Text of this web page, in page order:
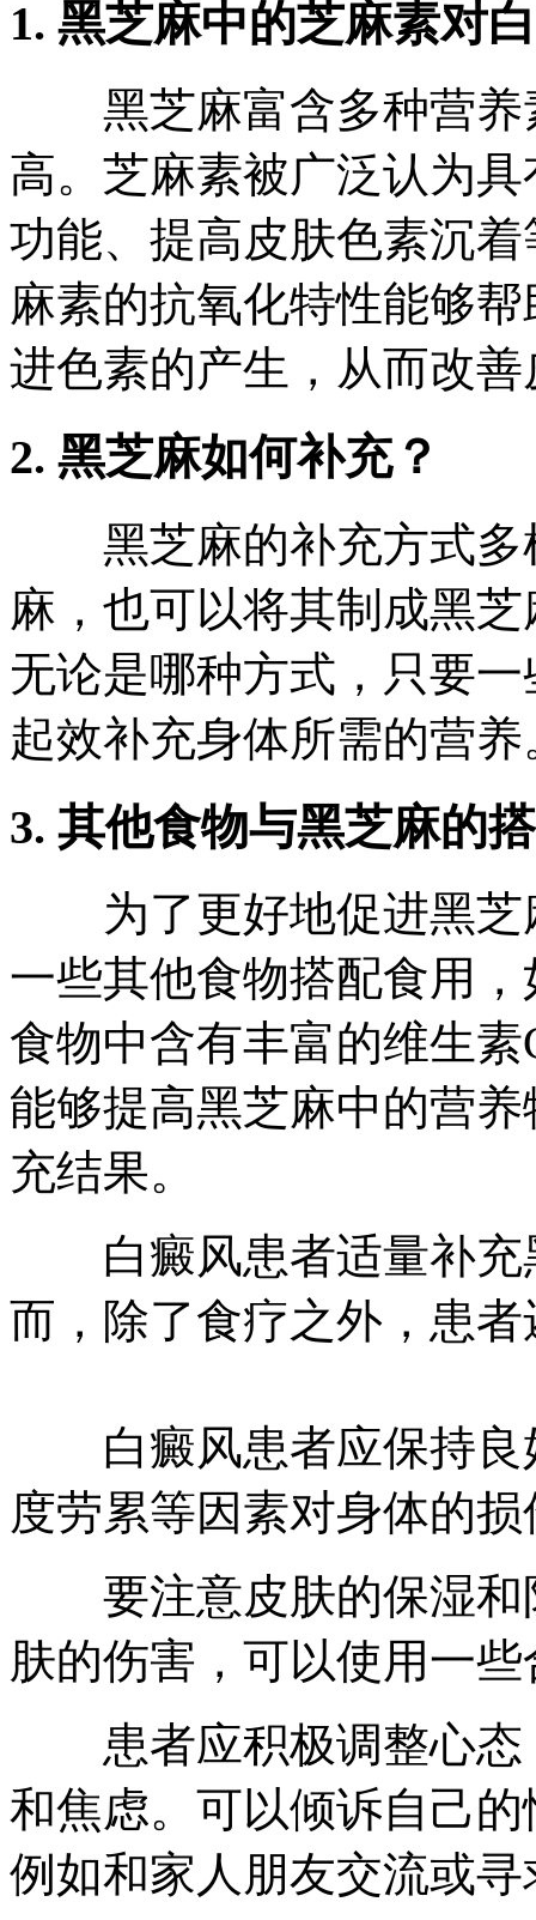
1. 黑芝麻中的芝麻素对
黑芝麻富含多种营养
高。芝麻素被广泛认为
功能、提高皮肤色素沉
麻素的抗氧化特性能够
进色素的产生，从而改
2. 黑芝麻如何补充？
黑芝麻的补充方式多
麻，也可以将其制成黑
无论是哪种方式，只要
起效补充身体所需的营养
3. 其他食物与黑芝麻的
为了更好地促进黑芝
一些其他食物搭配食用
食物中含有丰富的维生
能够提高黑芝麻中的营
充结果。
白癜风患者适量补充
而，除了食疗之外，患
白癜风患者应保持良
度劳累等因素对身体的损
要注意皮肤的保湿和
肤的伤害，可以使用一
患者应积极调整心态
和焦虑。可以倾诉自己
例如和家人朋友交流或